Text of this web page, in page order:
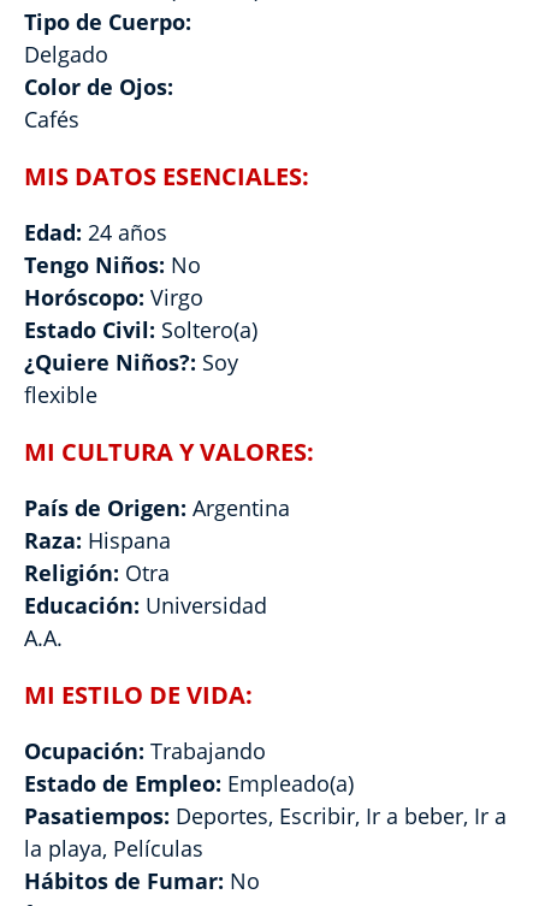
Tipo de Cuerpo:
Delgado
Color de Ojos:
Cafés
MIS DATOS ESENCIALES:
Edad: 24 años
Tengo Niños: No
Horóscopo: Virgo
Estado Civil: Soltero(a)
¿Quiere Niños?: Soy
flexible
MI CULTURA Y VALORES:
País de Origen: Argentina
Raza: Hispana
Religión: Otra
Educación: Universidad
A.A.
MI ESTILO DE VIDA:
Ocupación: Trabajando
Estado de Empleo: Empleado(a)
Pasatiempos: Deportes, Escribir, Ir a beber, Ir a
la playa, Películas
Hábitos de Fumar: No